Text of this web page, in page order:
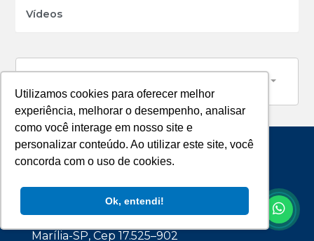
Utilizamos cookies para oferecer melhor
experiência, melhorar o desempenho, analisar
como você interage em nosso site e
personalizar conteúdo. Ao utilizar este site, você
concorda com o uso de cookies.
Ok, entendi!
Vídeos
Avenida Hygino Muzzy Filho, 1001.
Marília-SP, Cep 17.525–902